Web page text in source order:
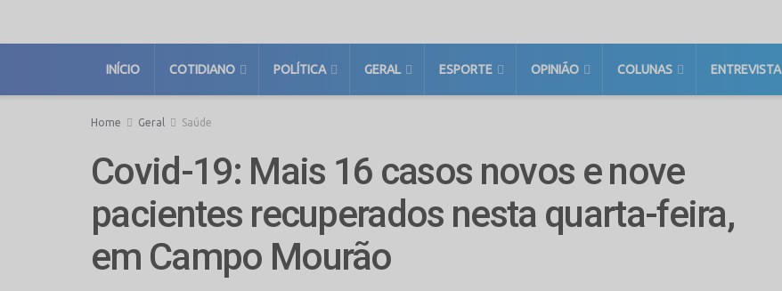
INÍCIO COTIDIANO POLÍTICA GERAL ESPORTE OPINIÃO COLUNAS ENTREVISTA
Home Geral Saúde
Covid-19: Mais 16 casos novos e nove
pacientes recuperados nesta quarta-feira,
em Campo Mourão